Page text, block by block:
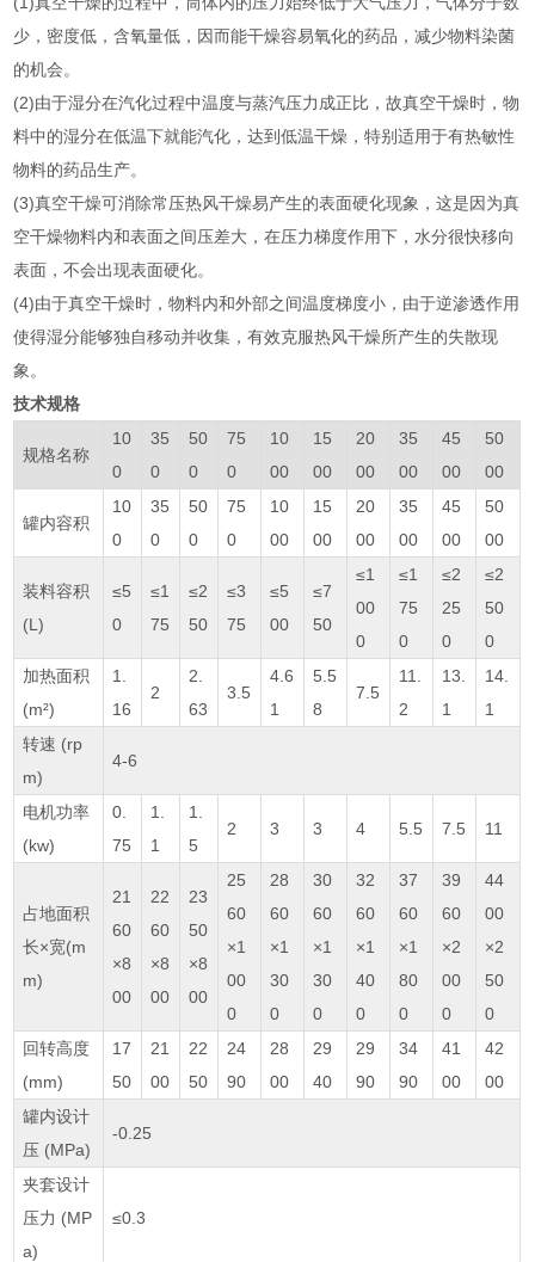
少，密度低，含氧量低，因而能干燥容易氧化的药品，减少物料染菌
的机会。
(2)由于湿分在汽化过程中温度与蒸汽压力成正比，故真空干燥时，物
料中的湿分在低温下就能汽化，达到低温干燥，特别适用于有热敏性
物料的药品生产。
(3)真空干燥可消除常压热风干燥易产生的表面硬化现象，这是因为真
空干燥物料内和表面之间压差大，在压力梯度作用下，水分很快移向
表面，不会出现表面硬化。
(4)由于真空干燥时，物料内和外部之间温度梯度小，由于逆渗透作用
使得湿分能够独自移动并收集，有效克服热风干燥所产生的失散现
象。
技术规格
规格名称
10
0
35
0
50
0
75
0
10
00
15
00
20
00
35
00
45
00
50
00
罐内容积
10
0
35
0
50
0
75
0
10
00
15
00
20
00
35
00
45
00
50
00
装料容积
(L)
≤5
0
≤1
75
≤2
50
≤3
75
≤5
00
≤7
50
≤1
00
0
≤1
75
0
≤2
25
0
≤2
50
0
加热面积
(m²)
1.
16
2
2.
63
3.5
4.6
1
5.5
8
7.5
11.
2
13.
1
14.
1
转速 (rp
m)
4-6
电机功率
(kw)
0.
75
1.
1
1.
5
2 3 3 4 5.5 7.5 11
占地面积
长×宽(m
m)
21
60
×8
00
22
60
×8
00
23
50
×8
00
25
60
×1
00
0
28
60
×1
30
0
30
60
×1
30
0
32
60
×1
40
0
37
60
×1
80
0
39
60
×2
00
0
44
00
×2
50
0
回转高度
(mm)
17
50
21
00
22
50
24
90
28
00
29
40
29
90
34
90
41
00
42
00
罐内设计
压 (MPa)
-0.25
夹套设计
压力 (MP
a)
≤0.3